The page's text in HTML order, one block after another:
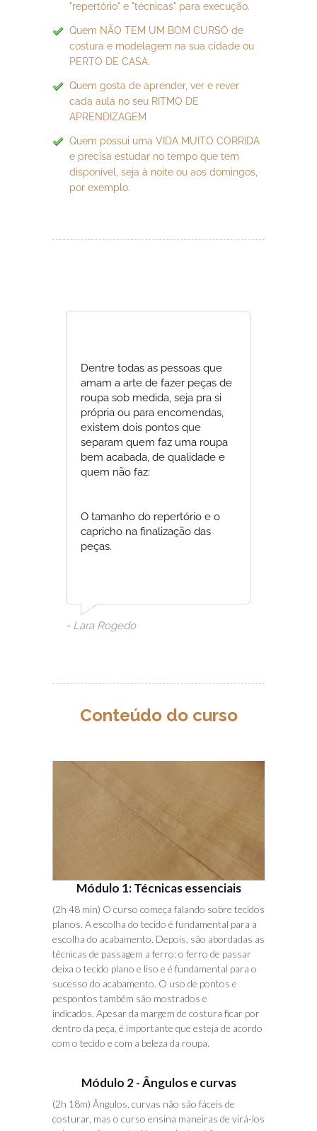
"repertório" e "técnicas" para execução.
Quem NÃO TEM UM BOM CURSO de
costura e modelagem na sua cidade ou
PERTO DE CASA.
Quem gosta de aprender, ver e rever
cada aula no seu RITMO DE
APRENDIZAGEM
Quem possui uma VIDA MUITO CORRIDA
e precisa estudar no tempo que tem
disponível, seja à noite ou aos domingos,
por exemplo.
Dentre todas as pessoas que
amam a arte de fazer peças de
roupa sob medida, seja pra si
própria ou para encomendas,
existem dois pontos que
separam quem faz uma roupa
bem acabada, de qualidade e
quem não faz:
O tamanho do repertório e o
capricho na finalização das
peças.
- Lara Rogedo
Conteúdo do curso
Módulo 1: Técnicas essenciais
(2h 48 min) O curso começa falando sobre tecidos
planos. A escolha do tecido é fundamental para a
escolha do acabamento. Depois, são abordadas as
técnicas de passagem a ferro: o ferro de passar
deixa o tecido plano e liso e é fundamental para o
sucesso do acabamento. O uso de pontos e
pespontos também são mostrados e
indicados. Apesar da margem de costura ficar por
dentro da peça, é importante que esteja de acordo
com o tecido e com a beleza da roupa.
Módulo 2 - Ângulos e curvas
(2h 18m) Ângulos, curvas não são fáceis de
costurar, mas o curso ensina maneiras de virá-los